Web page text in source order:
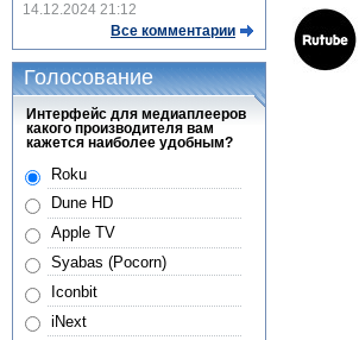
14.12.2024 21:12
Все комментарии
Голосование
Интерфейс для медиаплееров
какого производителя вам
кажется наиболее удобным?
Roku
Dune HD
Apple TV
Syabas (Pocorn)
Iconbit
iNext